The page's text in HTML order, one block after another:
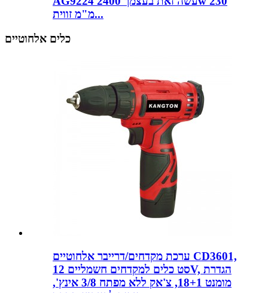
מ"מ זווית...
כלים אלחוטיים
ערכת מקדחים/דרייבר אלחוטיים CD3601,
סט כלים למקדחים חשמליים 12V, הגדרת
מומנט 18+1, צ'אק ללא מפתח 3/8 אינץ',